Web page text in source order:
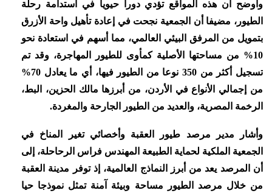
وأوضح أن هذه المواقع تؤدي دورا حيويا في استدامة رحلة
الطيور، مضيفا أن الجمعية نجحت في إعادة تأهيل واحة الأزرق
بتمويل من المرفق البيئي العالمي، مما أسهم في استعادة نحو
10% من مساحتها الأصلية كمأوى للطيور المهاجرة، وقد تم
تسجيل أكثر من 350 نوعا من الطيور فيها، أي ما يعادل 70%
من إجمالي الأنواع في الأردن، من أبرزها مالك الحزين، البط،
الرخمة المصرية، والعديد من الطيور الجارحة والمغردة.
وأشار مدير مرصد طيور العقبة وأخصائي تغير المناخ في
الجمعية الملكية لحماية الطبيعة المهندس فراس الرحاحلة، إلى
أن المرصد يعد من أبرز النماذج العالمية، إذ توفر مدينة العقبة
من خلال مرصد الطيور مساحة وبيئة آمنة تمثل نموذجا حيا